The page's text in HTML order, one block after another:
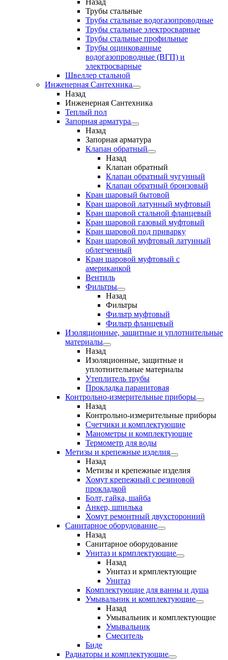
Назад
Трубы стальные
Трубы стальные водогазопроводные
Трубы стальные электросварные
Трубы стальные профильные
Трубы оцинкованные
водогазопроводные (ВГП) и
электросварные
Швеллер стальной
Инженерная Сантехника
Назад
Инженерная Сантехника
Теплый пол
Запорная арматура
Назад
Запорная арматура
Клапан обратный
Назад
Клапан обратный
Клапан обратный чугунный
Клапан обратный бронзовый
Кран шаровый бытовой
Кран шаровой латунный муфтовый
Кран шаровой стальной фланцевый
Кран шаровой газовый муфтовый
Кран шаровой под приварку
Кран шаровой муфтовый латунный
облегченный
Кран шаровой муфтовый с
американкой
Вентиль
Фильтры
Назад
Фильтры
Фильтр муфтовый
Фильтр фланцевый
Изоляционные, защитные и уплотнительные
материалы
Назад
Изоляционные, защитные и
уплотнительные материалы
Утеплитель трубы
Прокладка паранитовая
Контрольно-измерительные приборы
Назад
Контрольно-измерительные приборы
Счетчики и комплектующие
Манометры и комплектующие
Термометр для воды
Метизы и крепежные изделия
Назад
Метизы и крепежные изделия
Хомут крепежный с резиновой
прокладкой
Болт, гайка, шайба
Анкер, шпилька
Хомут ремонтный двухсторонний
Санитарное оборудование
Назад
Санитарное оборудование
Унитаз и крмплектующие
Назад
Унитаз и крмплектующие
Унитаз
Комплектующие для ванны и душа
Умывальник и комплектующие
Назад
Умывальник и комплектующие
Умывальник
Смеситель
Биде
Радиаторы и комплектующие